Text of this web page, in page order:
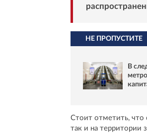
НЕ ПРОПУСТИТЕ
В
Стоит отметить, что
так и на территории